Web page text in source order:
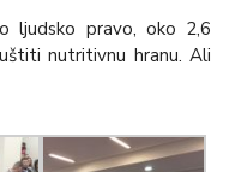
ljudsko pravo, oko 2,6
nutritivnu hranu. Ali